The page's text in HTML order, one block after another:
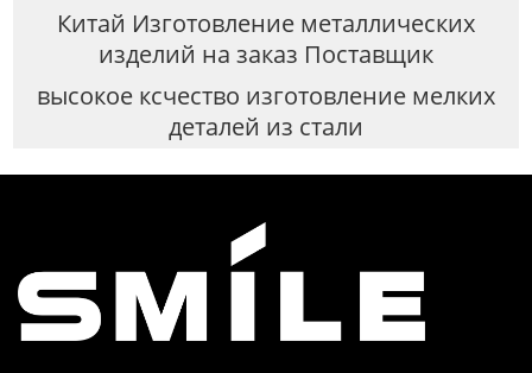
Китай Изготовление металлических
изделий на заказ Поставщик
высокое ксчество изготовление мелких
деталей из стали